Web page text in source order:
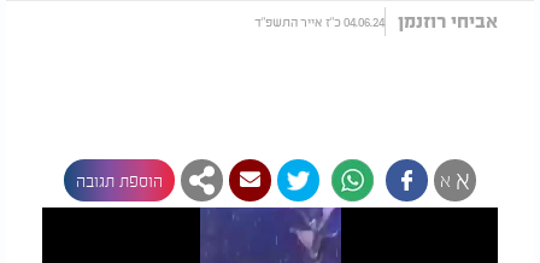
אביחי רוזנמן 04.06.24 כ"ז אייר התשפ"ד
א א הוספת תגובה